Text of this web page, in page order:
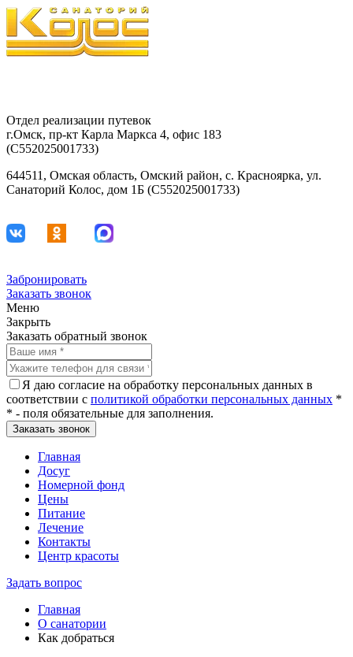
Отдел реализации путевок
г.Омск, пр-кт Карла Маркса 4, офис 183
(С552025001733)
644511, Омская область, Омский район, с. Красноярка, ул.
Санаторий Колос, дом 1Б (С552025001733)
Забронировать
Заказать звонок
Меню
Закрыть
Заказать обратный звонок
Я даю согласие на обработку персональных данных в
соответствии с политикой обработки персональных данных *
* - поля обязательные для заполнения.
Главная
Досуг
Номерной фонд
Цены
Питание
Лечение
Контакты
Центр красоты
Задать вопрос
Главная
О санатории
Как добраться